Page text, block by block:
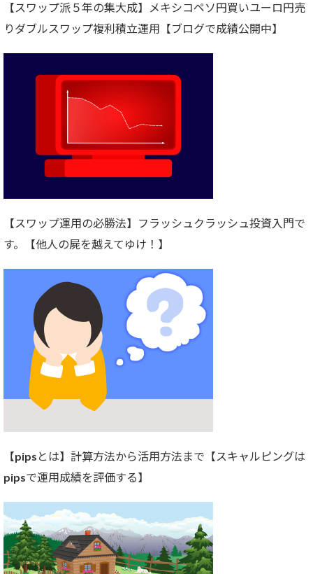
【スワップ派５年の集大成】メキシコペソ円買いユーロ円売
りダブルスワップ複利積立運用【ブログで成績公開中】
【スワップ運用の必勝法】フラッシュクラッシュ投資入門で
す。【他人の屍を越えてゆけ！】
【pipsとは】計算方法から活用方法まで【スキャルピングは
pipsで運用成績を評価する】